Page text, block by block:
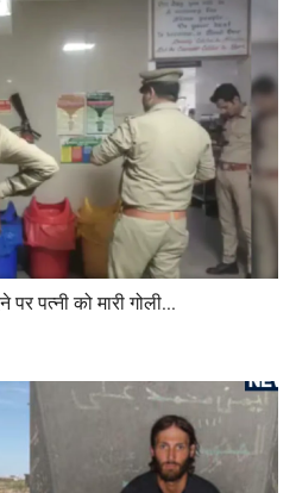
पत्नी को मारी गोली...